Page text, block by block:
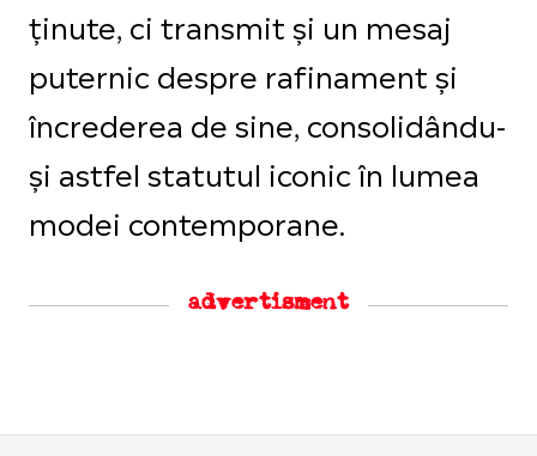
ținute, ci transmit și un mesaj
puternic despre rafinament și
încrederea de sine, consolidându-
și astfel statutul iconic în lumea
modei contemporane.
advertisment